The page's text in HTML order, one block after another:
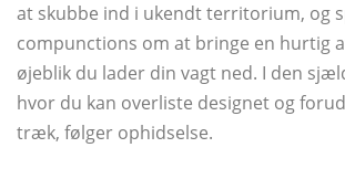
at skubbe ind i ukendt territorium, og
compunctions om at bringe en hurtig
øjeblik du lader din vagt ned. I den
hvor du kan overliste designet og
træk, følger ophidselse.